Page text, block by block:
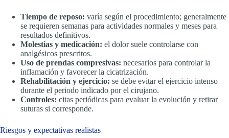
Tiempo de reposo: varía según el procedimiento; generalmente
se requieren semanas para actividades normales y meses para
resultados definitivos.
Molestias y medicación: el dolor suele controlarse con
analgésicos prescritos.
Uso de prendas compresivas: necesarios para controlar la
inflamación y favorecer la cicatrización.
Rehabilitación y ejercicio: se debe evitar el ejercicio intenso
durante el periodo indicado por el cirujano.
Controles: citas periódicas para evaluar la evolución y retirar
suturas si corresponde.
Riesgos y expectativas realistas